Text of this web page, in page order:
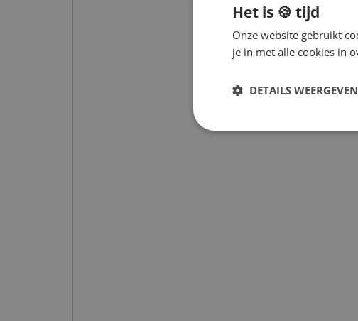
Het is 🍪 tijd
Onze website gebruikt
je in met alle cookies in
DETAILS WEERGEVEN